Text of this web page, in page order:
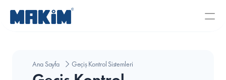
Ana Sayfa Geçiş Kontrol Sistemleri